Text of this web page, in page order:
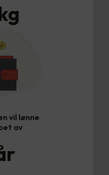
vil lønne
av